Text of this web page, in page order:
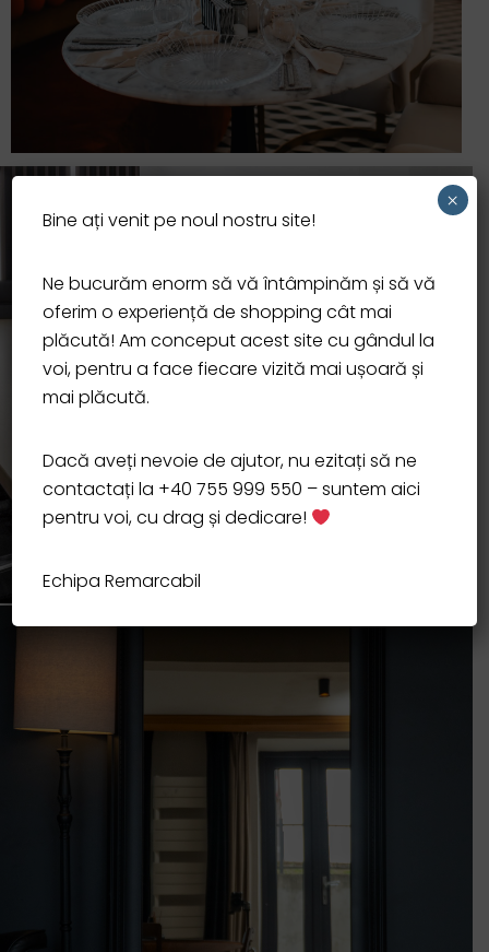
Bine ați venit pe noul nostru site!
Ne bucurăm enorm să vă întâmpinăm și să vă
oferim o experiență de shopping cât mai
plăcută! Am conceput acest site cu gândul la
voi, pentru a face fiecare vizită mai ușoară și
mai plăcută.
Dacă aveți nevoie de ajutor, nu ezitați să ne
contactați la +40 755 999 550 – suntem aici
pentru voi, cu drag și dedicare!
Echipa Remarcabil
×